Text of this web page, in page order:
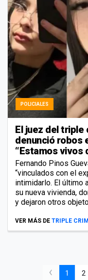
POLICIALES
El juez del triple
denunció robos
“Estamos vivos
Fernando Pinos
“vinculados con el
intimidarlo. El último
su nueva vivienda,
y dejaron otros
VER MÁS DE TRIPLE
‹ 1 2